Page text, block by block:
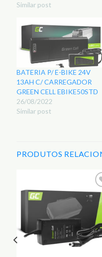
Similar post
BATERIA P/ E-BIKE 24V
13AH C/ CARREGADOR
GREEN CELL EBIKE50STD
26/08/2022
Similar post
PRODUTOS
aos